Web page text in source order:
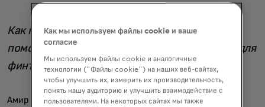
Как партнерство между i2c и Mastercard
помогает обеспечить первоклассный сервис для
финтех-новаторов?
Амир Уэйн: Важная часть опыта цифровых платежей
Как мы используем файлы cookie и ваше
согласие
Мы используем файлы cookie и аналогичные
технологии ("Файлы cookie") на наших веб-сайтах,
чтобы улучшить их, измерить их производительность,
понять нашу аудиторию и улучшить взаимодействие с
пользователями. На некоторых сайтах мы также